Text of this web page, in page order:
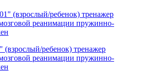
ребенок) тренажер
реанимации пружинно-